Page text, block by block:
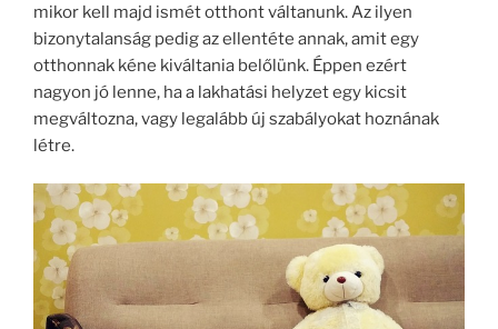
mikor kell majd ismét otthont váltanunk. Az ilyen
bizonytalanság pedig az ellentéte annak, amit egy
otthonnak kéne kiváltania belőlünk. Éppen ezért
nagyon jó lenne, ha a lakhatási helyzet egy kicsit
megváltozna, vagy legalább új szabályokat hoznának
létre.